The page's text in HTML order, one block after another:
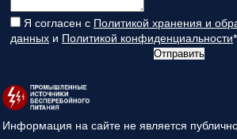
Я согласен с Политикой хранения и
данных и Политикой конфиденциальности*
Отправить
Информация на сайте не является